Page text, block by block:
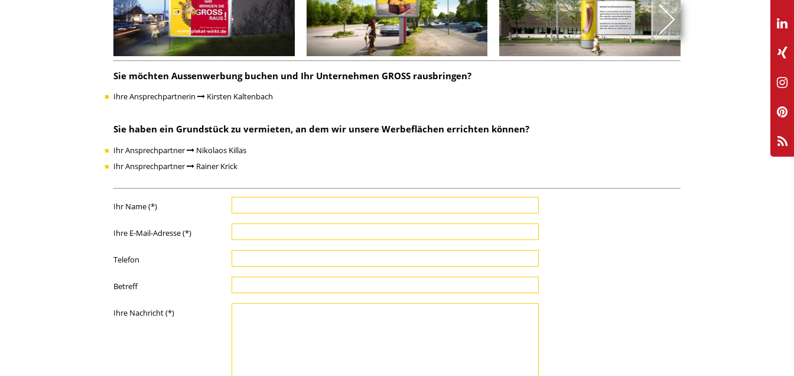
Sie möchten Aussenwerbung buchen und Ihr Unternehmen GROSS rausbringen?
Ihre Ansprechpartnerin Kirsten Kaltenbach
Sie haben ein Grundstück zu vermieten, an dem wir unsere Werbeflächen errichten können?
Ihr Ansprechpartner
Nikolaos Killas
Ihr Ansprechpartner
Rainer Krick
Ihr Name (*)
Ihre E-Mail-Adresse (*)
Telefon
Betreff
Ihre Nachricht (*)